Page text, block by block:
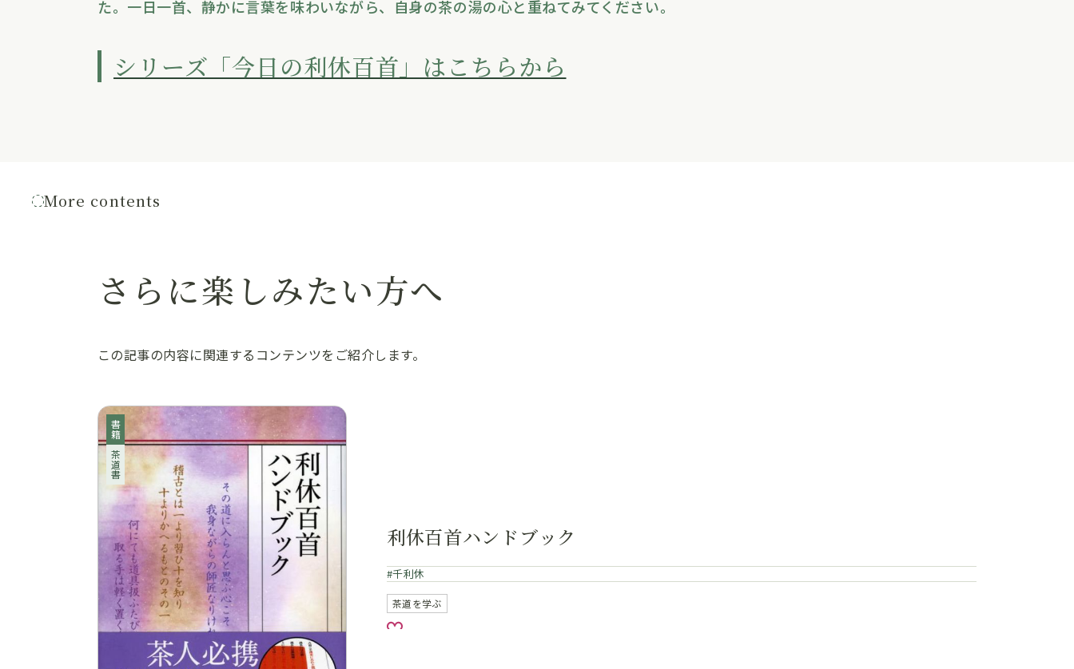
た。一日一首、静かに言葉を味わいながら、自身の茶の湯の心と重ねてみてください。
シリーズ「今日の利休百首」はこちらから
More contents
さらに楽しみたい方へ
この記事の内容に関連するコンテンツをご紹介します。
書籍
茶道書
利休百首ハンドブック
千利休
茶道を学ぶ
お気に入り